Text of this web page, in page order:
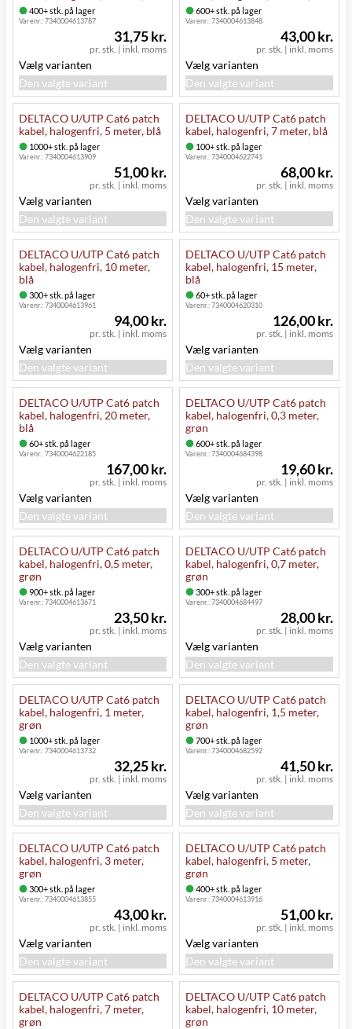
400+ stk. på lager
Varenr.:7340004613787
pr. stk. | inkl. moms
31,75 kr.
Vælg varianten
Den valgte variant
600+ stk. på lager
Varenr.:7340004613848
pr. stk. | inkl. moms
43,00 kr.
Vælg varianten
Den valgte variant
DELTACO U/UTP Cat6 patch
kabel, halogenfri, 5 meter, blå
1000+ stk. på lager
Varenr.:7340004613909
pr. stk. | inkl. moms
51,00 kr.
Vælg varianten
Den valgte variant
DELTACO U/UTP Cat6 patch
kabel, halogenfri, 7 meter, blå
100+ stk. på lager
Varenr.:7340004622741
pr. stk. | inkl. moms
68,00 kr.
Vælg varianten
Den valgte variant
DELTACO U/UTP Cat6 patch
kabel, halogenfri, 10 meter,
blå
300+ stk. på lager
Varenr.:7340004613961
pr. stk. | inkl. moms
94,00 kr.
Vælg varianten
Den valgte variant
DELTACO U/UTP Cat6 patch
kabel, halogenfri, 15 meter,
blå
60+ stk. på lager
Varenr.:7340004620310
pr. stk. | inkl. moms
126,00 kr.
Vælg varianten
Den valgte variant
DELTACO U/UTP Cat6 patch
kabel, halogenfri, 20 meter,
blå
60+ stk. på lager
Varenr.:7340004622185
pr. stk. | inkl. moms
167,00 kr.
Vælg varianten
Den valgte variant
DELTACO U/UTP Cat6 patch
kabel, halogenfri, 0,3 meter,
grøn
600+ stk. på lager
Varenr.:7340004684398
pr. stk. | inkl. moms
19,60 kr.
Vælg varianten
Den valgte variant
DELTACO U/UTP Cat6 patch
kabel, halogenfri, 0,5 meter,
grøn
900+ stk. på lager
Varenr.:7340004613671
pr. stk. | inkl. moms
23,50 kr.
Vælg varianten
Den valgte variant
DELTACO U/UTP Cat6 patch
kabel, halogenfri, 0,7 meter,
grøn
300+ stk. på lager
Varenr.:7340004684497
pr. stk. | inkl. moms
28,00 kr.
Vælg varianten
Den valgte variant
DELTACO U/UTP Cat6 patch
kabel, halogenfri, 1 meter,
grøn
1000+ stk. på lager
Varenr.:7340004613732
pr. stk. | inkl. moms
32,25 kr.
Vælg varianten
Den valgte variant
DELTACO U/UTP Cat6 patch
kabel, halogenfri, 1,5 meter,
grøn
700+ stk. på lager
Varenr.:7340004682592
pr. stk. | inkl. moms
41,50 kr.
Vælg varianten
Den valgte variant
DELTACO U/UTP Cat6 patch
kabel, halogenfri, 3 meter,
grøn
300+ stk. på lager
Varenr.:7340004613855
pr. stk. | inkl. moms
43,00 kr.
Vælg varianten
Den valgte variant
DELTACO U/UTP Cat6 patch
kabel, halogenfri, 5 meter,
grøn
400+ stk. på lager
Varenr.:7340004613916
pr. stk. | inkl. moms
51,00 kr.
Vælg varianten
Den valgte variant
DELTACO U/UTP Cat6 patch
kabel, halogenfri, 7 meter,
grøn
DELTACO U/UTP Cat6 patch
kabel, halogenfri, 10 meter,
grøn